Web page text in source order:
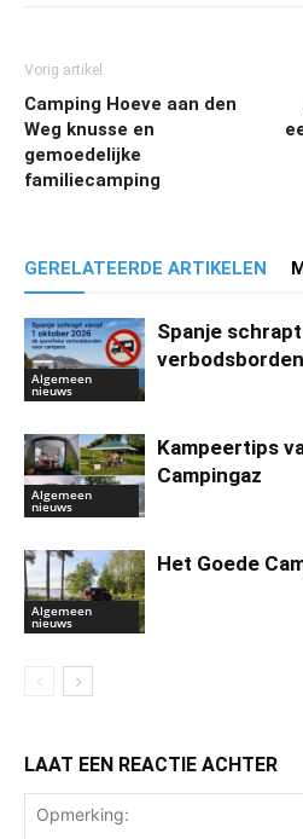
Vorig artikel
Camping Hoeve aan den
Weg knusse en
gemoedelijke
familiecamping
GERELATEERDE ARTIKELEN
Algemeen
nieuws
Spanje
verbodsborden
Algemeen
nieuws
Kampeertips
Campingaz
Algemeen
nieuws
Het Goede
LAAT EEN REACTIE ACHTER